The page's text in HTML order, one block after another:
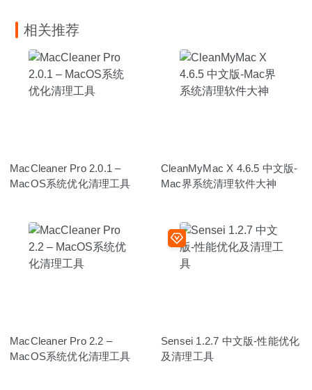
相关推荐
MacCleaner Pro 2.0.1 –
MacOS系统优化清理工具
CleanMyMac X 4.6.5 中文版-
Mac界系统清理软件大神
MacCleaner Pro 2.2 –
MacOS系统优化清理工具
Sensei 1.2.7 中文版-性能优化
及清理工具